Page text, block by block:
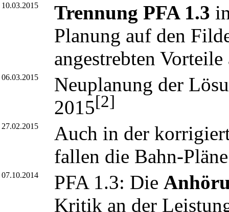
10.03.2015 Trennung PFA 1.3
Planung auf den
angestrebten
06.03.2015
Neuplanung der
2015[2]
27.02.2015
Auch in der
fallen die Bahn-
07.10.2014 PFA 1.3: Die
Kritik an der